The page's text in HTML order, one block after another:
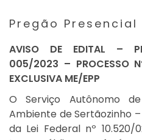
Pregão Presencial
AVISO DE EDITAL –
005/2023 – PROCESSO
EXCLUSIVA ME/EPP
O Serviço Autônomo
Ambiente de Sertãozinho –
da Lei Federal nº 10.520/